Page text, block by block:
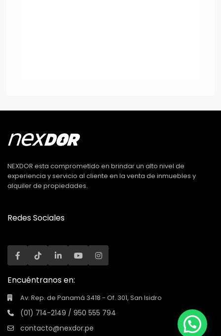
NEXDOR esta comprometido en brindar un alto nivel de
experiencia y servicio al cliente en la venta de inmuebles y
alquiler de propiedades.
Redes Sociales
Encuéntranos en:
Av. Rep. de Panamá 3418 - Of. 301, San Isidro
(01) 714-2149 / 950 555 794
contacto@nexdor.pe